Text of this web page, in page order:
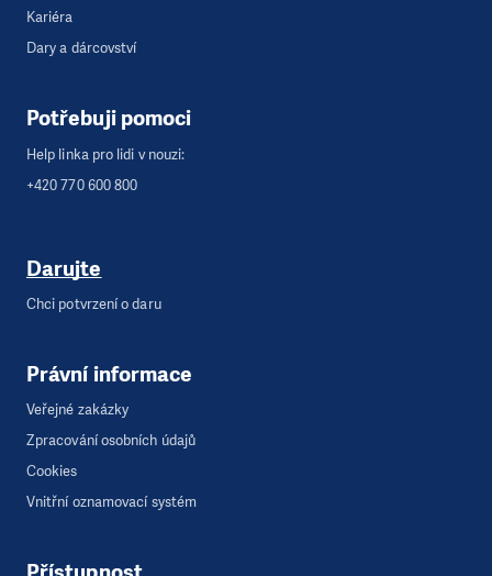
Kariéra
Dary a dárcovství
Potřebuji pomoci
Help linka pro lidi v nouzi:
+420 770 600 800
Darujte
Chci potvrzení o daru
Právní informace
Veřejné zakázky
Zpracování osobních údajů
Cookies
Vnitřní oznamovací systém